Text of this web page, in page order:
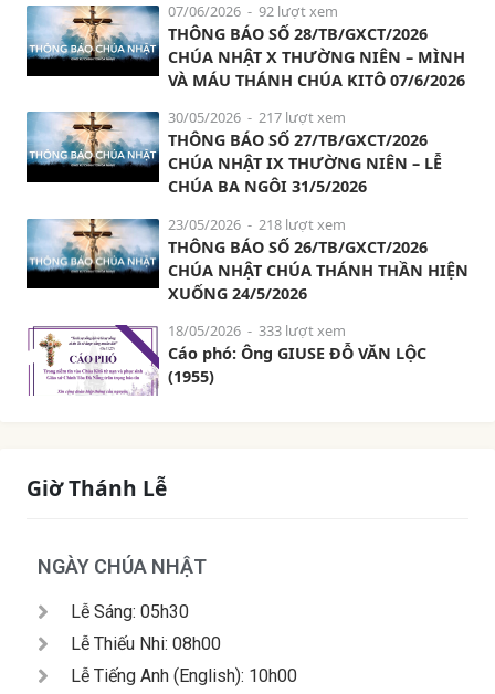
07/06/2026 - 92 lượt xem
THÔNG BÁO SỐ 28/TB/GXCT/2026
CHÚA NHẬT X THƯỜNG NIÊN – MÌNH
VÀ MÁU THÁNH CHÚA KITÔ 07/6/2026
30/05/2026 - 217 lượt xem
THÔNG BÁO SỐ 27/TB/GXCT/2026
CHÚA NHẬT IX THƯỜNG NIÊN – LỄ
CHÚA BA NGÔI 31/5/2026
23/05/2026 - 218 lượt xem
THÔNG BÁO SỐ 26/TB/GXCT/2026
CHÚA NHẬT CHÚA THÁNH THẦN HIỆN
XUỐNG 24/5/2026
18/05/2026 - 333 lượt xem
Cáo phó: Ông GIUSE ĐỖ VĂN LỘC
(1955)
Giờ Thánh Lễ
NGÀY CHÚA NHẬT
Lễ Sáng: 05h30
Lễ Thiếu Nhi: 08h00
Lễ Tiếng Anh (English): 10h00